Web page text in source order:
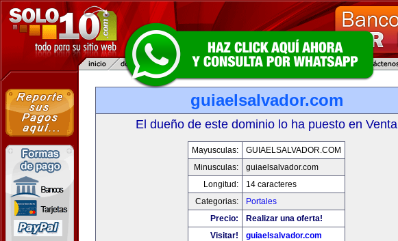
guiaelsalvador.com
El dueño de este dominio lo ha puesto en Venta
Mayusculas:
GUIAELSALVADOR.COM
Minusculas:
guiaelsalvador.com
Longitud:
14 caracteres
Categorias:
Portales
Precio:
Realizar una oferta!
Visitar!
guiaelsalvador.com